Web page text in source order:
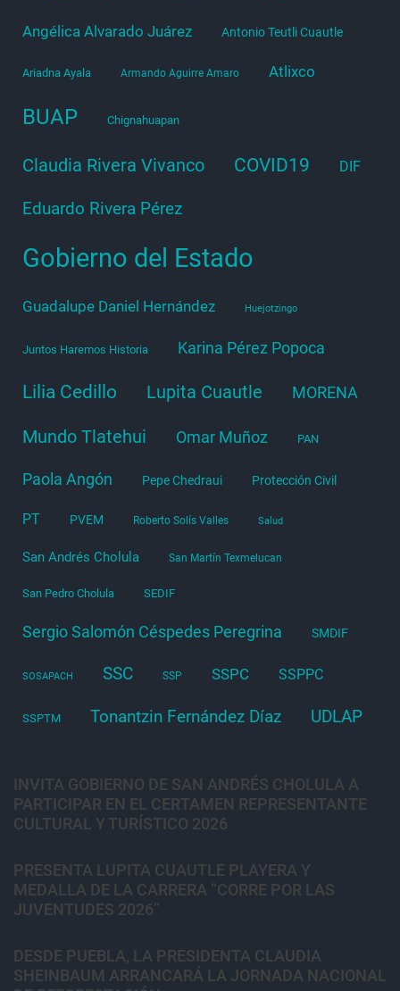
Angélica Alvarado Juárez Antonio Teutli Cuautle
Ariadna Ayala Armando Aguirre Amaro Atlixco
BUAP Chignahuapan
Claudia Rivera Vivanco COVID19 DIF
Eduardo Rivera Pérez
Gobierno del Estado
Guadalupe Daniel Hernández Huejotzingo
Juntos Haremos Historia Karina Pérez Popoca
Lilia Cedillo Lupita Cuautle MORENA
Mundo Tlatehui Omar Muñoz PAN
Paola Angón Pepe Chedraui Protección Civil
PT PVEM Roberto Solís Valles Salud
San Andrés Cholula San Martín Texmelucan
San Pedro Cholula SEDIF
Sergio Salomón Céspedes Peregrina SMDIF
SOSAPACH SSC SSP SSPC SSPPC
SSPTM Tonantzin Fernández Díaz UDLAP
INVITA GOBIERNO DE SAN ANDRÉS CHOLULA A
PARTICIPAR EN EL CERTAMEN REPRESENTANTE
CULTURAL Y TURÍSTICO 2026
PRESENTA LUPITA CUAUTLE PLAYERA Y
MEDALLA DE LA CARRERA “CORRE POR LAS
JUVENTUDES 2026”
DESDE PUEBLA, LA PRESIDENTA CLAUDIA
SHEINBAUM ARRANCARÁ LA JORNADA NACIONAL